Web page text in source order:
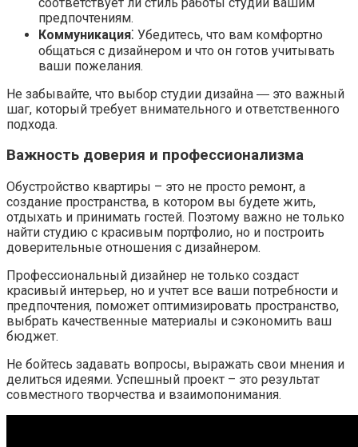
предпочтениям.
Коммуникация⁚ Убедитесь, что вам комфортно
общаться с дизайнером и что он готов учитывать
ваши пожелания.
Не забывайте, что выбор студии дизайна ― это важный
шаг, который требует внимательного и ответственного
подхода.
Важность доверия и профессионализма
Обустройство квартиры – это не просто ремонт, а
создание пространства, в котором вы будете жить,
отдыхать и принимать гостей. Поэтому важно не только
найти студию с красивым портфолио, но и построить
доверительные отношения с дизайнером.
Профессиональный дизайнер не только создаст
красивый интерьер, но и учтет все ваши потребности и
предпочтения, поможет оптимизировать пространство,
выбрать качественные материалы и сэкономить ваш
бюджет.
Не бойтесь задавать вопросы, выражать свои мнения и
делиться идеями. Успешный проект – это результат
совместного творчества и взаимопонимания.